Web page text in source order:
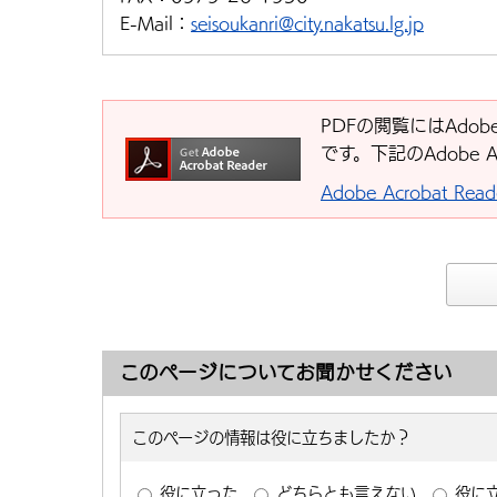
E-Mail： seisoukanri@city.nakatsu.lg.jp
PDFの閲覧には
です。下記のAdobe
Adobe Acrobat
このページについてお聞かせください